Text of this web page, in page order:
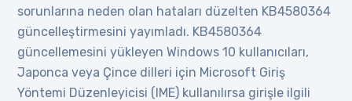
sorunlarına neden olan hataları düzelten KB4580364
güncelleştirmesini yayımladı. KB4580364
güncellemesini yükleyen Windows 10 kullanıcıları,
Japonca veya Çince dilleri için Microsoft Giriş
Yöntemi Düzenleyicisi (IME) kullanılırsa girişle ilgili